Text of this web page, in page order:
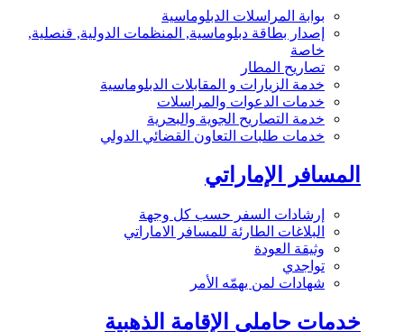
بوابة المراسلات الدبلوماسية
إصدار بطاقة دبلوماسية, المنظمات الدولية, قنصلية,
خاصة
تصاريح المطار
خدمة الزيارات و المقابلات الدبلوماسية
خدمات الدعوات والمراسلات
خدمة التصاريح الجوية والبحرية
خدمات طلبات التعاون القضائي الدولي
المسافر الإماراتي
إرشادات السفر حسب كل وجهة
البلاغات الطارئة للمسافر الاماراتي
وثيقة العودة
تواجدي
شهادات لمن يهمّه الأمر
خدمات حاملي الإقامة الذهبية